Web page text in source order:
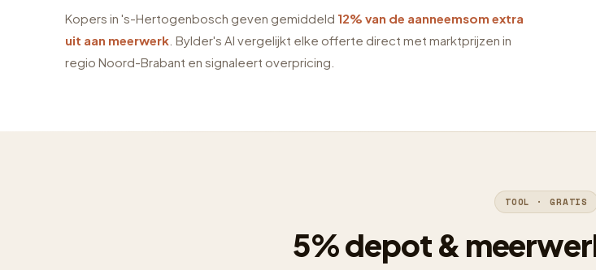
Kopers in 's-Hertogenbosch geven gemiddeld 12% van de aanneemsom extra
uit aan meerwerk . Bylder's AI vergelijkt elke offerte direct met marktprijzen in
regio Noord-Brabant en signaleert overpricing.
TOOL · GRATIS
5% depot &